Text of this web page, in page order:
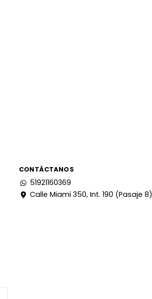
CONTÁCTANOS
51921160369
Calle Miami 350, Int. 190 (Pasaje 8)